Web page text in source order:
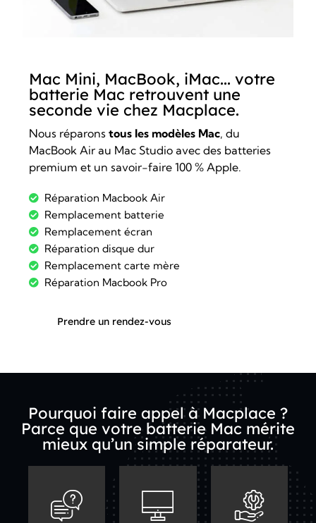
Mac Mini, MacBook, iMac... votre
batterie Mac retrouvent une
seconde vie chez Macplace.
Nous réparons tous les modèles Mac, du
MacBook Air au Mac Studio avec des batteries
premium et un savoir-faire 100 % Apple.
Réparation Macbook Air
Remplacement batterie
Remplacement écran
Réparation disque dur
Remplacement carte mère
Réparation Macbook Pro
Prendre un rendez-vous
Pourquoi faire appel à Macplace ?
Parce que votre batterie Mac mérite
mieux qu’un simple réparateur.